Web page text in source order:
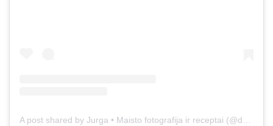
A post shared by Jurga • Maisto fotografija ir receptai (@duonos.ir.zaidimu)